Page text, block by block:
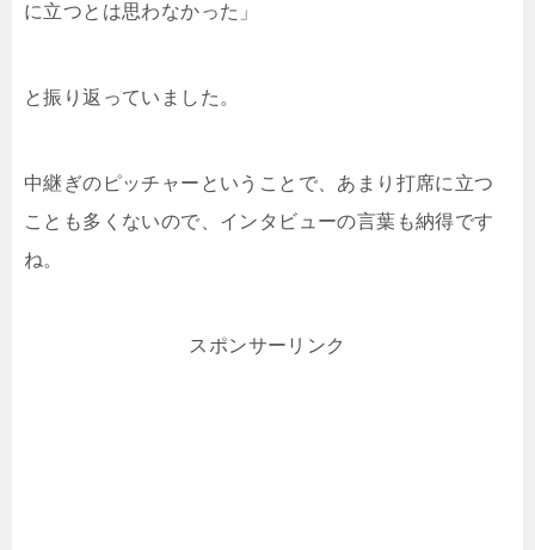
に立つとは思わなかった」
と振り返っていました。
中継ぎのピッチャーということで、あまり打席に立つ
ことも多くないので、インタビューの言葉も納得です
ね。
スポンサーリンク